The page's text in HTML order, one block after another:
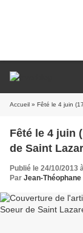
Accueil » Fêté le 4 juin
Fêté le 4 juin
de Saint
Publié le 24/10/2013
Par Jean-Théophane